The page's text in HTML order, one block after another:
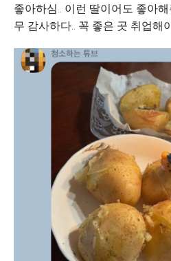
좋아하심.. 이런 딸이어도 좋아
무 감사하다.. 꼭 좋은 곳 취업해